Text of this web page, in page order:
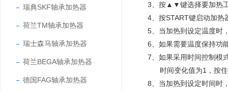
瑞典SKF轴承加热器
荷兰TM轴承加热器
瑞士森马轴承加热器
荷兰BEGA轴承加热器
德国FAG轴承加热器
3、按▲▼键选择要加热
4、按START键启动加热
5、当加热到设定温度时
6、如果需要温度保持功
7、如果采用时间控制模
时间变化值为1，按
8、当加热到设定时间时